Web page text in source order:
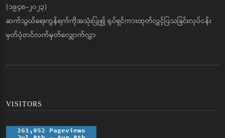
(၁၉၄၈-၂၀၂၃)
ဆက်သွယ်ရေးကွန်ရက်ကိုအသုံးပြု၍ ရုပ်ရှင်ကားထုတ်လွှင့်ပြသခြင်းလုပ်ငန်း
မှတ်ပုံတင်လက်မှတ်လျှောက်လွှာ
VISITORS